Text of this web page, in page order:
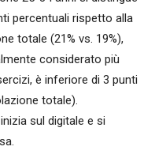
percentuali rispetto alla
totale (21% vs. 19%),
considerato più
è inferiore di 3 punti
totale).
sul digitale e si